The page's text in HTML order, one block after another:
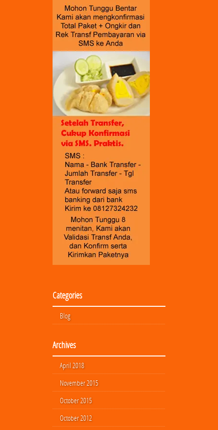
Categories
Blog
Archives
April 2018
November 2015
October 2015
October 2012